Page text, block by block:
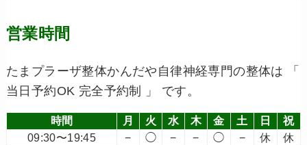
営業時間
たまプラーザ整体かんだや自律神経専門の整体は 「
当日予約OK 完全予約制 」 です。
時間 月 火 水 木 金 土 日
祝
09:30〜19:45
− ◯ − − ◯ − 休
休